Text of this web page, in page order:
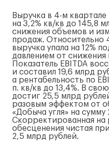
Выручка в 4-м
на 3,2% кв/кв до 145,8
снижения объемов и
продаж. Относительно
выручка упала на 12%
давлением от снижения
Показатель EBITDA
и составил 19,6 млрд
а рентабельность по
п. кв/кв до 13,4%. В
достиг 25,5 млрд
разовым эффектом от
«Добыча угля» на
Скорректированная на
обесценения чистая
2,5 млрд рублей.